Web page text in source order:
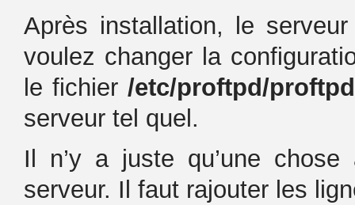
Après installation, le
voulez changer la
le fichier /etc/proftpd/
serveur tel quel.
Il n’y a juste qu’une
serveur. Il faut rajouter les